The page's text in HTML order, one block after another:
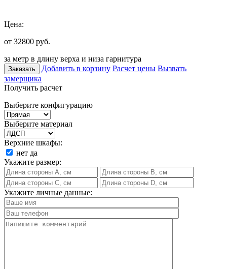
Цена:
от 32800 руб.
за метр в длину верха и низа гарнитура
Заказать Добавить в корзину Расчет цены Вызвать
замерщика
Получить расчет
Выберите конфигурацию
Выберите материал
Верхние шкафы:
нет да
Укажите размер:
Укажите личные данные: